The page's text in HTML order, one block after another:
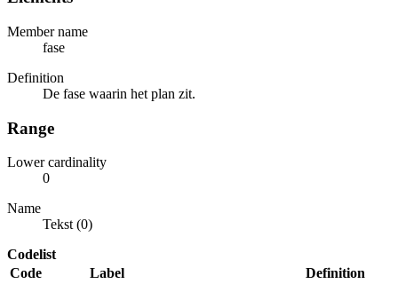
Member name
fase
Definition
De fase waarin het plan zit.
Range
Lower cardinality
0
Name
Tekst (0)
Codelist
Code
Label Definition